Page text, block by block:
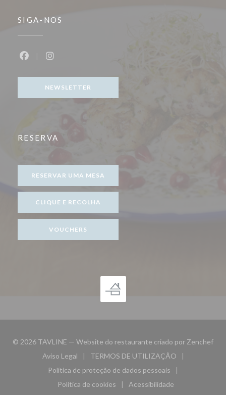
SIGA-NOS
NEWSLETTER
RESERVA
RESERVAR UMA MESA
CLIQUE E RECOLHA
VOUCHERS
© 2026 TAVLINE — Website do restaurante criado por Zenchef
Aviso Legal
((abre numa nova janela))
TERMOS DE UTILIZAÇÃO
((abre numa nova janela))
Política de proteção de dados pessoais
((abre numa nova janela))
Política de cookies
((abre numa nova janela))
Acessibilidade